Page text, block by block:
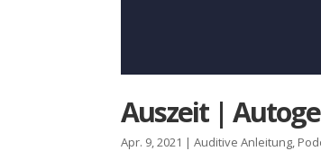
Aus­zeit |
Apr. 9, 2021 |Auditive Anleitung,